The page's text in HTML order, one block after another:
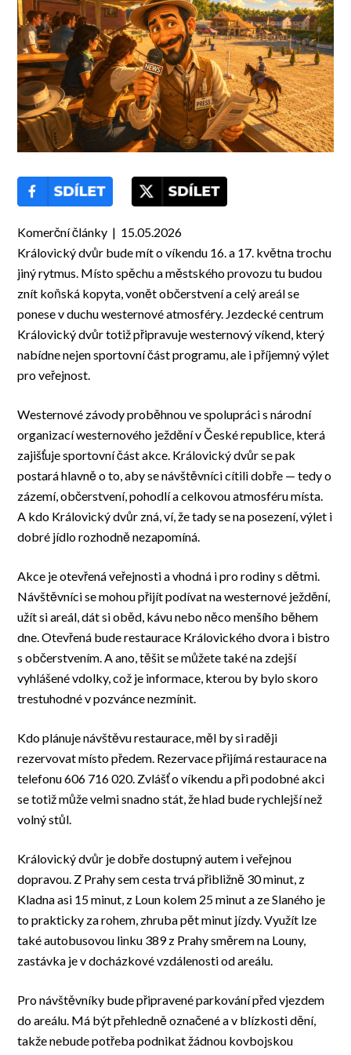
Komerční články | 15.05.2026
Královický dvůr bude mít o víkendu 16. a 17. května trochu
jiný rytmus. Místo spěchu a městského provozu tu budou
znít koňská kopyta, vonět občerstvení a celý areál se
ponese v duchu westernové atmosféry. Jezdecké centrum
Královický dvůr totiž připravuje westernový víkend, který
nabídne nejen sportovní část programu, ale i příjemný výlet
pro veřejnost.
Westernové závody proběhnou ve spolupráci s národní
organizací westernového ježdění v České republice, která
zajišťuje sportovní část akce. Královický dvůr se pak
postará hlavně o to, aby se návštěvníci cítili dobře — tedy o
zázemí, občerstvení, pohodlí a celkovou atmosféru místa.
A kdo Královický dvůr zná, ví, že tady se na posezení, výlet i
dobré jídlo rozhodně nezapomíná.
Akce je otevřená veřejnosti a vhodná i pro rodiny s dětmi.
Návštěvníci se mohou přijít podívat na westernové ježdění,
užít si areál, dát si oběd, kávu nebo něco menšího během
dne. Otevřená bude restaurace Královického dvora i bistro
s občerstvením. A ano, těšit se můžete také na zdejší
vyhlášené vdolky, což je informace, kterou by bylo skoro
trestuhodné v pozvánce nezmínit.
Kdo plánuje návštěvu restaurace, měl by si raději
rezervovat místo předem. Rezervace přijímá restaurace na
telefonu 606 716 020. Zvlášť o víkendu a při podobné akci
se totiž může velmi snadno stát, že hlad bude rychlejší než
volný stůl.
Královický dvůr je dobře dostupný autem i veřejnou
dopravou. Z Prahy sem cesta trvá přibližně 30 minut, z
Kladna asi 15 minut, z Loun kolem 25 minut a ze Slaného je
to prakticky za rohem, zhruba pět minut jízdy. Využít lze
také autobusovou linku 389 z Prahy směrem na Louny,
zastávka je v docházkové vzdálenosti od areálu.
Pro návštěvníky bude připravené parkování před vjezdem
do areálu. Má být přehledně označené a v blízkosti dění,
takže nebude potřeba podnikat žádnou kovbojskou